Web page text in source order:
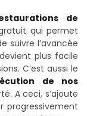
de
qui permet
suivre l’avancée
plus facile
C’est aussi le
de nos
A ceci, s’ajoute
progressivement